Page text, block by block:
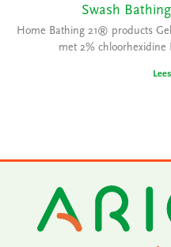
Swash
Home Bathing 21® products
met 2% chloorhexidine